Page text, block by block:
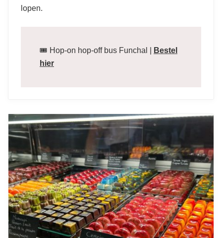
lopen.
🎟️ Hop-on hop-off bus Funchal |
Bestel
hier